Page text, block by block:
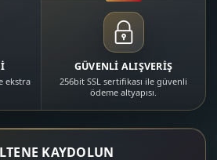
ekstra
GÜVENLİ ALIŞVERİŞ
256bit SSL sertifikası ile güvenli
ödeme altyapısı.
KAYDOLUN